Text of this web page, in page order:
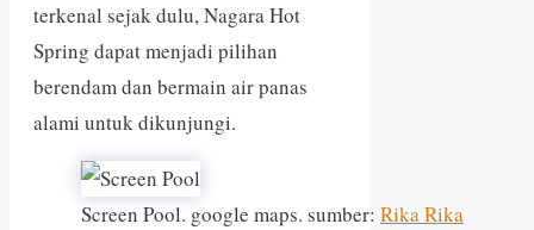
terkenal sejak dulu, Nagara Hot
Spring dapat menjadi pilihan
berendam dan bermain air panas
alami untuk dikunjungi.
Screen Pool. google maps. sumber: Rika Rika